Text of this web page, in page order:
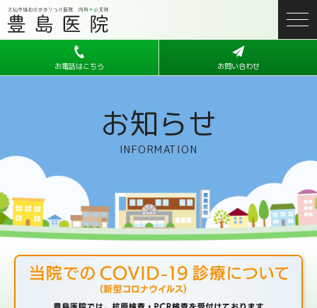
お電話はこちら お問い合わせ
お知らせ
INFORMATION